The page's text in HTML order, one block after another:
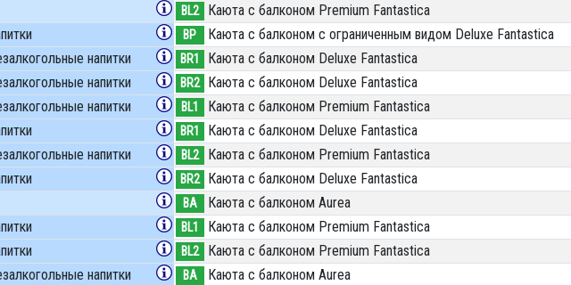
BL2 Каюта с балконом Premium Fantastica
BP Каюта с балконом c ограниченным видом Deluxe Fantastica
напитки BR1 Каюта с балконом Deluxe Fantastica
напитки BR2 Каюта с балконом Deluxe Fantastica
напитки BL1 Каюта с балконом Premium Fantastica
BR1 Каюта с балконом Deluxe Fantastica
напитки BL2 Каюта с балконом Premium Fantastica
BR2 Каюта с балконом Deluxe Fantastica
BA Каюта с балконом Aurea
BL1 Каюта с балконом Premium Fantastica
BL2 Каюта с балконом Premium Fantastica
напитки BA Каюта с балконом Aurea